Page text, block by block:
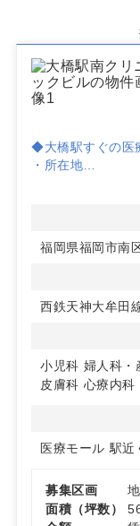
◆大橋駅すぐの医
・所在地
福岡市南区大橋2
・平成31年4月竣
・現在、循環器
・小児科・耳鼻科
同ビル内に保育
ます。
・大橋駅南口から
す。
・近隣に住宅街・
地域密着のクリ
福岡県福岡市南
西鉄天神大牟田
小児科 婦人科・
皮膚科 心療内科
医療モール 駅近
募集区画
面積（坪数）